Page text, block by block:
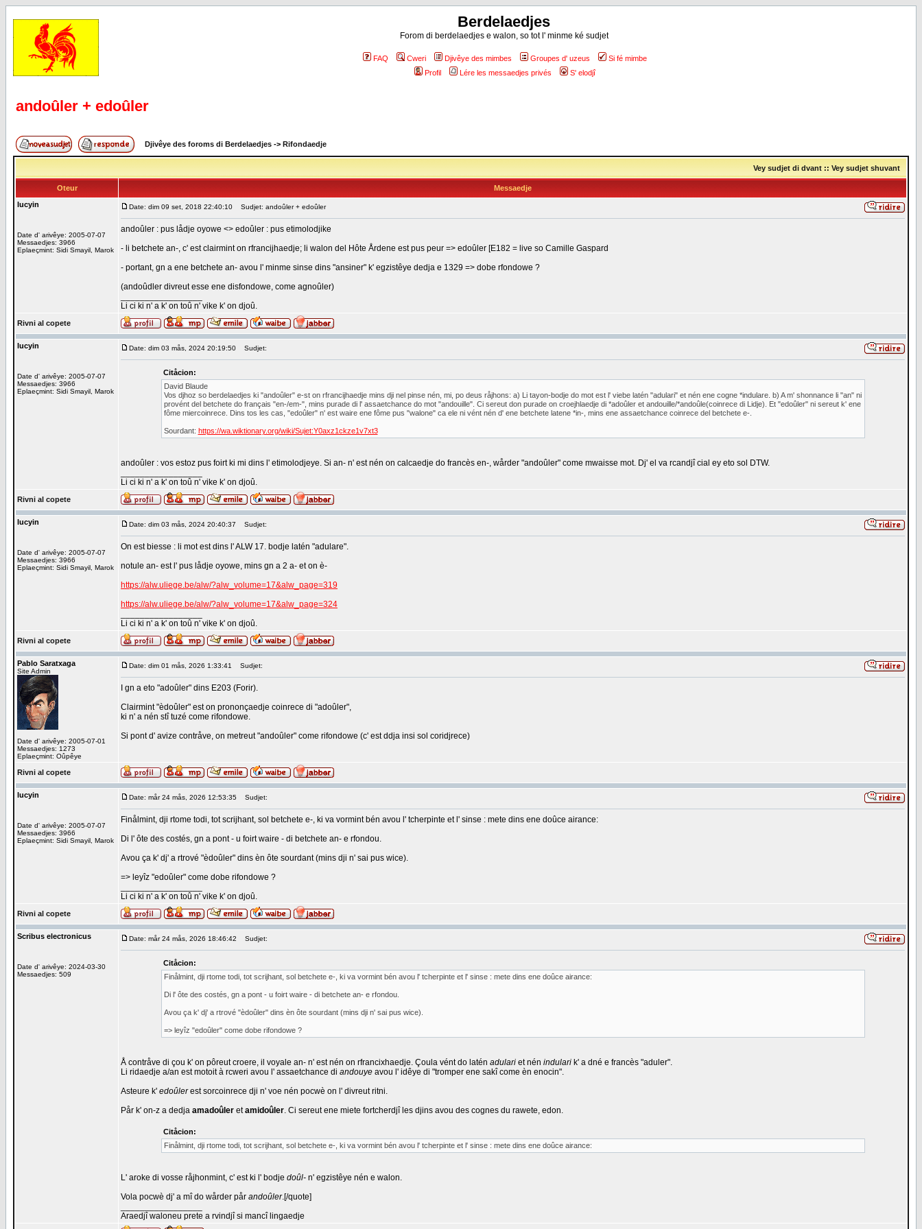
Berdelaedjes
Forom di berdelaedjes e walon, so tot l' minme ké sudjet
FAQ Cweri Djivêye des mimbes Groupes d' uzeus
Si fé mimbe
Profil
Lére les messaedjes privés S' elodjî
andoûler + edoûler
Djivêye des foroms di Berdelaedjes -> Rifondaedje
Vey sudjet di dvant :: Vey sudjet shuvant
Oteur
Messaedje
lucyin
Date d' arivêye: 2005-07-07
Messaedjes: 3966
Eplaeçmint: Sidi Smayil, Marok
Date: dim 09 set, 2018 22:40:10 Sudjet: andoûler + edoûler
andoûler : pus lådje oyowe <> edoûler : pus etimolodjike
- li betchete an-, c' est clairmint on rfrancijhaedje; li walon del Hôte Årdene est pus peur => edoûler [E182 = live so Camille Gaspard
- portant, gn a ene betchete an- avou l' minme sinse dins "ansiner" k' egzistêye dedja e 1329 => dobe rfondowe ?
(andoûdler divreut esse ene disfondowe, come agnoûler)
Li ci ki n' a k' on toû n' vike k' on djoû.
Rivni al copete
lucyin
Date d' arivêye: 2005-07-07
Messaedjes: 3966
Eplaeçmint: Sidi Smayil, Marok
Date: dim 03 mås, 2024 20:19:50 Sudjet:
Citåcion:
David Blaude
Vos djhoz so berdelaedjes ki "andoûler" e-st on rfrancijhaedje mins dji nel pinse nén, mi, po deus råjhons: a) Li tayon-bodje do mot est l' viebe latén "adulari" et nén ene cogne *indulare. b) A m' shonnance li "an" ni
provént del betchete do français "en-/em-", mins purade di l' assaetchance do mot "andouille". Ci sereut don purade on croejhlaedje di *adoûler et andouille/*andoûle(coinrece di Lidje). Et "edoûler" ni sereut k' ene
fôme miercoinrece. Dins tos les cas, "edoûler" n' est waire ene fôme pus "walone" ca ele ni vént nén d' ene betchete latene *in-, mins ene assaetchance coinrece del betchete e-.
Sourdant: https://wa.wiktionary.org/wiki/Sujet:Y0axz1ckze1v7xt3
andoûler : vos estoz pus foirt ki mi dins l' etimolodjeye. Si an- n' est nén on calcaedje do francès en-, wårder "andoûler" come mwaisse mot. Dj' el va rcandjî cial ey eto sol DTW.
Li ci ki n' a k' on toû n' vike k' on djoû.
Rivni al copete
lucyin
Date d' arivêye: 2005-07-07
Messaedjes: 3966
Eplaeçmint: Sidi Smayil, Marok
Date: dim 03 mås, 2024 20:40:37 Sudjet:
On est biesse : li mot est dins l' ALW 17. bodje latén "adulare".
notule an- est l' pus lådje oyowe, mins gn a 2 a- et on è-
https://alw.uliege.be/alw/?alw_volume=17&alw_page=319
https://alw.uliege.be/alw/?alw_volume=17&alw_page=324
Li ci ki n' a k' on toû n' vike k' on djoû.
Rivni al copete
Pablo Saratxaga
Site Admin
Date d' arivêye: 2005-07-01
Messaedjes: 1273
Eplaeçmint: Oûpêye
Date: dim 01 mås, 2026 1:33:41 Sudjet:
I gn a eto "adoûler" dins E203 (Forir).
Clairmint "èdoûler" est on prononçaedje coinrece di "adoûler",
ki n' a nén stî tuzé come rifondowe.
Si pont d' avize contråve, on metreut "andoûler" come rifondowe (c' est ddja insi sol coridjrece)
Rivni al copete
lucyin
Date d' arivêye: 2005-07-07
Messaedjes: 3966
Eplaeçmint: Sidi Smayil, Marok
Date: mår 24 mås, 2026 12:53:35 Sudjet:
Finålmint, dji rtome todi, tot scrijhant, sol betchete e-, ki va vormint bén avou l' tcherpinte et l' sinse : mete dins ene doûce airance:
Di l' ôte des costés, gn a pont - u foirt waire - di betchete an- e rfondou.
Avou ça k' dj' a rtrové "èdoûler" dins èn ôte sourdant (mins dji n' sai pus wice).
=> leyîz "edoûler" come dobe rifondowe ?
Li ci ki n' a k' on toû n' vike k' on djoû.
Rivni al copete
Scribus electronicus
Date d' arivêye: 2024-03-30
Messaedjes: 509
Date: mår 24 mås, 2026 18:46:42 Sudjet:
Citåcion:
Finålmint, dji rtome todi, tot scrijhant, sol betchete e-, ki va vormint bén avou l' tcherpinte et l' sinse : mete dins ene doûce airance:
Di l' ôte des costés, gn a pont - u foirt waire - di betchete an- e rfondou.
Avou ça k' dj' a rtrové "èdoûler" dins èn ôte sourdant (mins dji n' sai pus wice).
=> leyîz "edoûler" come dobe rifondowe ?
Å contråve di çou k' on pôreut croere, il voyale an- n' est nén on rfrancixhaedje. Çoula vént do latén adulari et nén indulari k' a dné e francès "aduler".
Li ridaedje a/an est motoit à rcweri avou l' assaetchance di andouye avou l' idêye di "tromper ene sakî come èn enocin".
Asteure k' edoûlerest sorcoinrece dji n' voe nén pocwè on l' divreut ritni.
Pår k' on-z a dedja amadoûler etamidoûler. Ci sereut ene miete fortcherdjî les djins avou des cognes du rawete, edon.
Citåcion:
Finålmint, dji rtome todi, tot scrijhant, sol betchete e-, ki va vormint bén avou l' tcherpinte et l' sinse : mete dins ene doûce airance:
L' aroke di vosse råjhonmint, c' est ki l' bodje doûl- n' egzistêye nén e walon.
Vola pocwè dj' a mî do wårder pår andoûler.[/quote]
Araedjî waloneu prete a rvindjî si mancî lingaedje